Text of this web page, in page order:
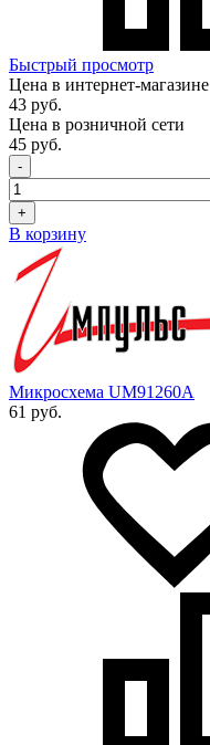
Быстрый просмотр
Цена в интернет-магазине
43 руб.
Цена в розничной сети
45 руб.
-
+
В корзину
Микросхема UM91260A
61 руб.